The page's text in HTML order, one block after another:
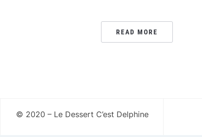
READ MORE
© 2020 – Le Dessert C’est Delphine